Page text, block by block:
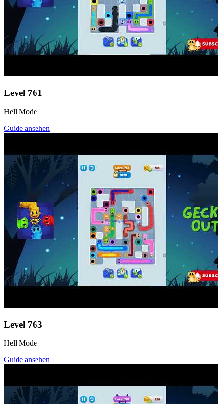
Level 761
Hell Mode
Guide ansehen
Level 763
Hell Mode
Guide ansehen